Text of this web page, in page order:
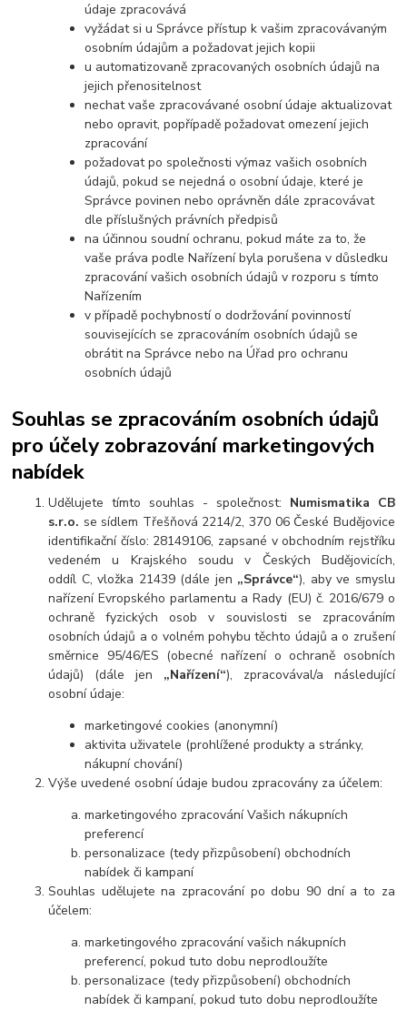
údaje zpracovává
vyžádat si u Správce přístup k vašim zpracovávaným
osobním údajům a požadovat jejich kopii
u automatizovaně zpracovaných osobních údajů na
jejich přenositelnost
nechat vaše zpracovávané osobní údaje aktualizovat
nebo opravit, popřípadě požadovat omezení jejich
zpracování
požadovat po společnosti výmaz vašich osobních
údajů, pokud se nejedná o osobní údaje, které je
Správce povinen nebo oprávněn dále zpracovávat
dle příslušných právních předpisů
na účinnou soudní ochranu, pokud máte za to, že
vaše práva podle Nařízení byla porušena v důsledku
zpracování vašich osobních údajů v rozporu s tímto
Nařízením
v případě pochybností o dodržování povinností
souvisejících se zpracováním osobních údajů se
obrátit na Správce nebo na Úřad pro ochranu
osobních údajů
Souhlas se zpracováním osobních údajů
pro účely zobrazování marketingových
nabídek
Udělujete tímto souhlas - společnost: Numismatika CB
s.r.o. se sídlem Třešňová 2214/2, 370 06 České Budějovice
identifikační číslo: 28149106, zapsané v obchodním rejstříku
vedeném u Krajského soudu v Českých Budějovicích,
oddíl C, vložka 21439 (dále jen „Správce“), aby ve smyslu
nařízení Evropského parlamentu a Rady (EU) č. 2016/679 o
ochraně fyzických osob v souvislosti se zpracováním
osobních údajů a o volném pohybu těchto údajů a o zrušení
směrnice 95/46/ES (obecné nařízení o ochraně osobních
údajů) (dále jen „Nařízení“), zpracovával/a následující
osobní údaje:
marketingové cookies (anonymní)
aktivita uživatele (prohlížené produkty a stránky,
nákupní chování)
Výše uvedené osobní údaje budou zpracovány za účelem:
marketingového zpracování Vašich nákupních
preferencí
personalizace (tedy přizpůsobení) obchodních
nabídek či kampaní
Souhlas udělujete na zpracování po dobu 90 dní a to za
účelem:
marketingového zpracování vašich nákupních
preferencí, pokud tuto dobu neprodloužíte
personalizace (tedy přizpůsobení) obchodních
nabídek či kampaní, pokud tuto dobu neprodloužíte